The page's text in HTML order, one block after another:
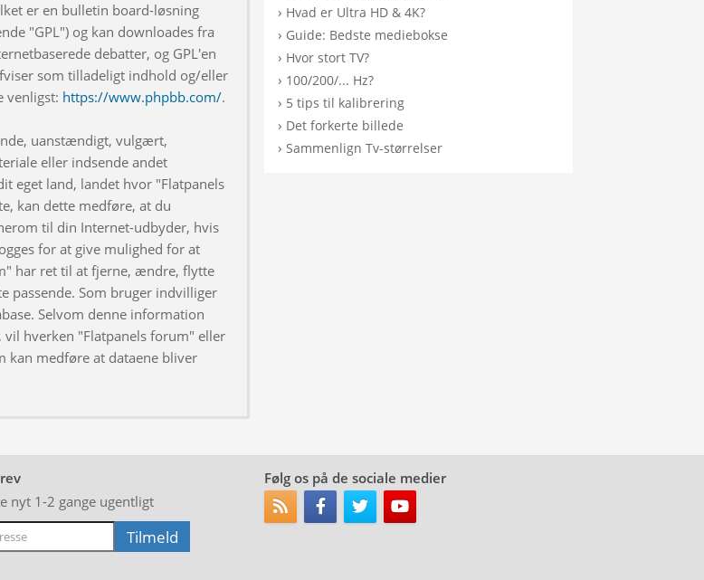
er en bulletin board-løsning
"GPL") og kan downloades fra
debatter, og GPL'en
som tilladeligt indhold og/eller
venligst: https://www.phpbb.com/.
uanstændigt, vulgært,
eller indsende andet
eget land, landet hvor "Flatpanels
kan dette medføre, at du
til din Internet-udbyder, hvis
for at give mulighed for at
har ret til at fjerne, ændre, flytte
passende. Som bruger indvilliger
Selvom denne information
hverken "Flatpanels forum" eller
kan medføre at dataene bliver
› Hvad er Ultra HD & 4K?
› Guide: Bedste mediebokse
› Hvor stort TV?
› 100/200/... Hz?
› 5 tips til kalibrering
› Det forkerte billede
›Sammenlign Tv-størrelser
nyt 1-2 gange ugentligt
Følg os på de sociale medier